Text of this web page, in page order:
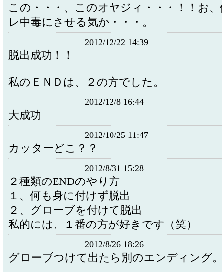
この・・・、このオヤジィ・・・！！お
レ中毒にさせる気か・・・。
2012/12/22 14:39
脱出成功！！
私のＥＮＤは、２の方でした。
2012/12/8 16:44
大成功
2012/10/25 11:47
カッターどこ？？
2012/8/31 15:28
２種類のENDのやり方
１、何も身に付けず脱出
２、グローブを付けて脱出
私的には、１番の方が好きです（笑）
2012/8/26 18:26
グローブつけて出たら別のエンディング